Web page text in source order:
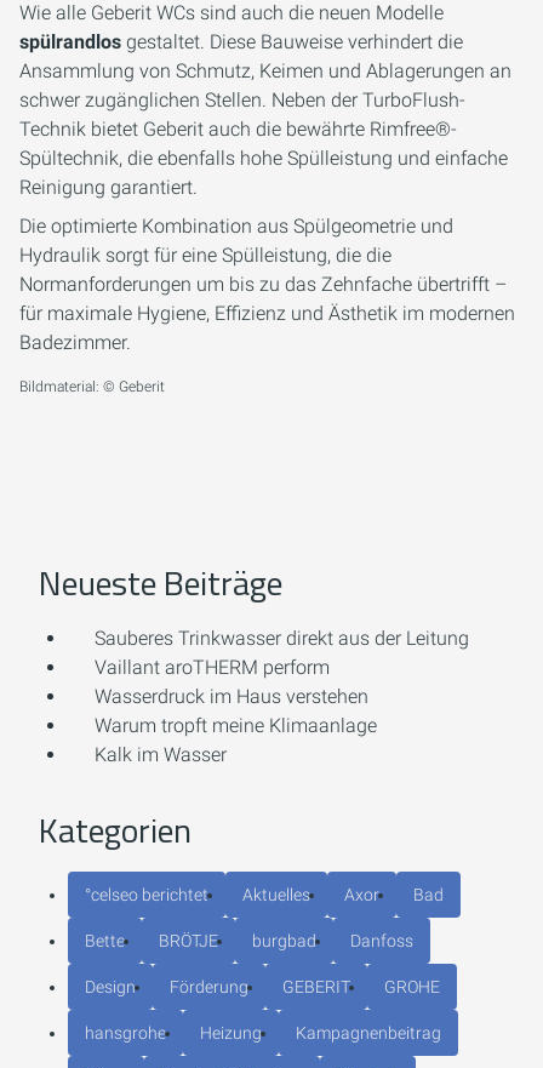
Wie alle Geberit WCs sind auch die neuen Modelle
spülrandlos gestaltet. Diese Bauweise verhindert die
Ansammlung von Schmutz, Keimen und Ablagerungen an
schwer zugänglichen Stellen. Neben der TurboFlush-
Technik bietet Geberit auch die bewährte Rimfree®-
Spültechnik, die ebenfalls hohe Spülleistung und einfache
Reinigung garantiert.
Die optimierte Kombination aus Spülgeometrie und
Hydraulik sorgt für eine Spülleistung, die die
Normanforderungen um bis zu das Zehnfache übertrifft –
für maximale Hygiene, Effizienz und Ästhetik im modernen
Badezimmer.
Bildmaterial: © Geberit
Neueste Beiträge
Sauberes Trinkwasser direkt aus der Leitung
Vaillant aroTHERM perform
Wasserdruck im Haus verstehen
Warum tropft meine Klimaanlage
Kalk im Wasser
Kategorien
°celseo berichtet Aktuelles Axor Bad
Bette BRÖTJE burgbad Danfoss
Design Förderung GEBERIT GROHE
hansgrohe Heizung Kampagnenbeitrag